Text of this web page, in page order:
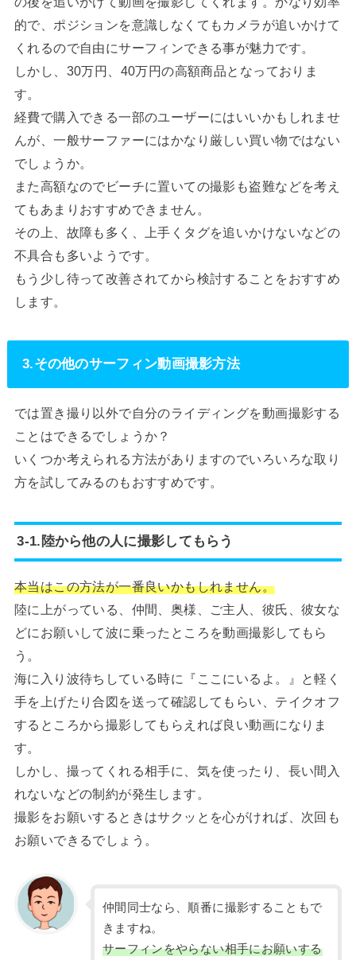
的で、ポジションを意識しなくてもカメラが追いかけて
くれるので自由にサーフィンできる事が魅力です。
しかし、30万円、40万円の高額商品となっておりま
す。
経費で購入できる一部のユーザーにはいいかもしれませ
んが、一般サーファーにはかなり厳しい買い物ではない
でしょうか。
また高額なのでビーチに置いての撮影も盗難などを考え
てもあまりおすすめできません。
その上、故障も多く、上手くタグを追いかけないなどの
不具合も多いようです。
もう少し待って改善されてから検討することをおすすめ
します。
3.その他のサーフィン動画撮影方法
では置き撮り以外で自分のライディングを動画撮影する
ことはできるでしょうか？
いくつか考えられる方法がありますのでいろいろな取り
方を試してみるのもおすすめです。
3-1.陸から他の人に撮影してもらう
本当はこの方法が一番良いかもしれません。
陸に上がっている、仲間、奥様、ご主人、彼氏、彼女な
どにお願いして波に乗ったところを動画撮影してもら
う。
海に入り波待ちしている時に『ここにいるよ。』と軽く
手を上げたり合図を送って確認してもらい、テイクオフ
するところから撮影してもらえれば良い動画になりま
す。
しかし、撮ってくれる相手に、気を使ったり、長い間入
れないなどの制約が発生します。
撮影をお願いするときはサクッとを心がければ、次回も
お願いできるでしょう。
仲間同士なら、順番に撮影することもで
きますね。
サーフィンをやらない相手にお願いする